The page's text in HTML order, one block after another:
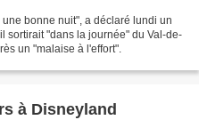
bonne nuit", a déclaré lundi un
sortirait "dans la journée" du Val-de-
un "malaise à l'effort".
à Disneyland